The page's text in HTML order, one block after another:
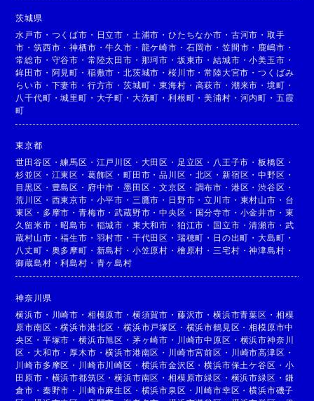
茨城県
水戸市 ・ つくば市 ・ 日立市 ・ 土浦市 ・ひたちなか市 ・ 古河市 ・ 取手
市 ・筑西市 ・神栖市 ・牛久市 ・ 龍ケ崎市 ・ 石岡市 ・ 笠間市 ・ 鹿嶋市 ・
常総市 ・ 守谷市 ・ 常陸太田市 ・ 那珂市 ・ 坂東市 ・結城市 ・小美玉市 ・
鉾田市 ・ 阿見町 ・ 稲敷市 ・北茨城市 ・桜川市 ・常陸大宮市 ・つくばみ
らい市 ・ 下妻市 ・ 行方市 ・茨城町 ・東海村 ・ 高萩市 ・ 潮来市 ・ 境町 ・
八千代町 ・城里町 ・ 大子町 ・ 大洗町 ・利根町 ・美浦村 ・ 河内町 ・ 五霞
町
東京都
世田谷区 ・練馬区 ・ 江戸川区 ・ 大田区 ・ 足立区 ・ 八王子市 ・板橋区 ・
杉並区 ・ 江東区 ・ 葛飾区 ・町田市 ・品川区 ・ 北区 ・ 新宿区 ・中野区 ・
目黒区 ・ 豊島区 ・ 府中市 ・墨田区 ・文京区 ・ 調布市 ・ 港区 ・渋谷区 ・
荒川区 ・ 西東京市 ・ 小平市 ・ 三鷹市 ・ 日野市 ・立川市 ・ 東村山市 ・ 台
東区 ・ 多摩市 ・青梅市 ・武蔵野市 ・中央区 ・ 国分寺市 ・ 小金井市 ・ 東
久留米市 ・昭島市 ・ 稲城市 ・ 東大和市 ・ 狛江市 ・ 国立市 ・清瀬市 ・ 武
蔵村山市 ・福生市 ・ 羽村市 ・ 千代田区 ・ 瑞穂町 ・ 日の出町 ・大島町 ・
八丈町 ・ 奥多摩町 ・ 新島村 ・ 小笠原村 ・ 檜原村 ・ 三宅村 ・神津島村 ・
御蔵島村 ・利島村 ・ 青ヶ島村
神奈川県
横浜市 ・ 川崎市 ・ 相模原市 ・ 横須賀市 ・ 藤沢市 ・横浜市青葉区 ・ 相模
原市南区 ・横浜市港北区 ・横浜市戸塚区 ・ 横浜市鶴見区 ・相模原市中
央区 ・ 平塚市 ・横浜市旭区 ・ 茅ヶ崎市 ・ 川崎市中原区 ・ 横浜市神奈川
区 ・大和市 ・ 厚木市 ・横浜市港南区 ・ 川崎市宮前区 ・ 川崎市高津区 ・
川崎市多摩区 ・ 川崎市川崎区 ・ 横浜市金沢区 ・横浜市保土ケ谷区 ・ 小
田原市 ・ 横浜市都筑区 ・横浜市南区 ・相模原市緑区 ・ 横浜市緑区 ・ 鎌
倉市 ・ 秦野市 ・ 川崎市麻生区 ・ 横浜市泉区 ・ 川崎市幸区 ・横浜市磯子